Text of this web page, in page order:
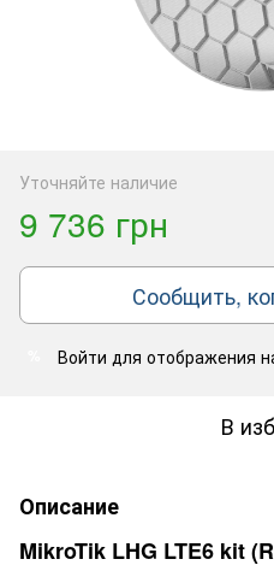
Уточняйте наличие
9 736 грн
Сообщить,
Войти для отображения
В
Описание
MikroTik LHG LTE6 kit